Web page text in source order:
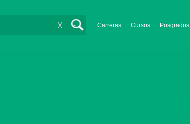
Carreras Cursos Posgrados
X